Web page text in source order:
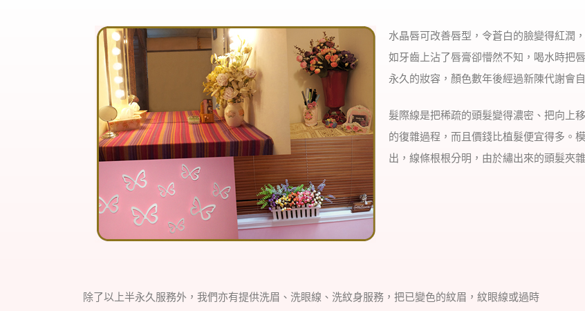
水晶唇可改善唇型，令蒼白的臉變得紅潤
如牙齒上沾了唇膏卻懵然不知，喝水時把
永久的妝容，顏色數年後經過新陳代謝會
髮際線是把稀疏的頭髮變得濃密、把向上
的復雜過程，而且價錢比植髮便宜得多。
出，線條根根分明，由於繡出來的頭髮夾
除了以上半永久服務外，我們亦有提供洗眉、洗眼線、洗紋身服務，把已變色的紋眉，紋眼線或過時